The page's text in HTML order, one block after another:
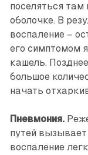
поселяться там
оболочке. В
воспаление –
его симптомом
кашель.
большое
начать
Пневмония.
путей вызывает
воспаление